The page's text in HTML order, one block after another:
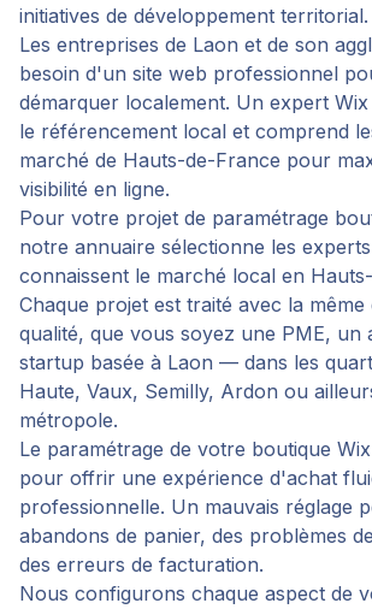
initiatives de développement territorial.
Les entreprises de Laon et de son
besoin d'un site web professionnel
démarquer localement. Un expert
le référencement local et comprend
marché de Hauts-de-France pour
visibilité en ligne.
Pour votre projet de paramétrage
notre annuaire sélectionne les
connaissent le marché local en
Chaque projet est traité avec la même
qualité, que vous soyez une PME, un
startup basée à Laon — dans les
Haute, Vaux, Semilly, Ardon ou
métropole.
Le paramétrage de votre boutique
pour offrir une expérience d'achat
professionnelle. Un mauvais réglage
abandons de panier, des problèmes
des erreurs de facturation.
Nous configurons chaque aspect de